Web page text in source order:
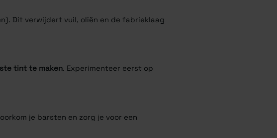
Dit verwijdert vuil, oliën en de fabrieklaag
tint te maken. Experimenteer eerst op
je barsten en zorg je voor een